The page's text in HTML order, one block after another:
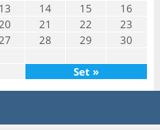
13 14 15
16
20 21 22
23
27 28 29
30
Set »